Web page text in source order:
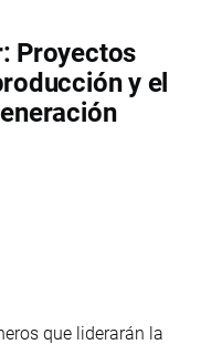
Proyectos
y el
que liderarán la